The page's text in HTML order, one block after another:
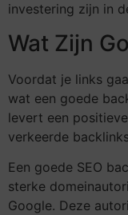
investering zijn in
Wat Zijn
Voordat je links
wat een goede
levert een
verkeerde
Een goede SEO
sterke
Google. Deze